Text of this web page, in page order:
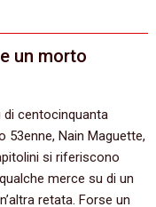
un morto
di centocinquanta
53enne, Nain Maguette,
si riferiscono
merce su di un
retata. Forse un